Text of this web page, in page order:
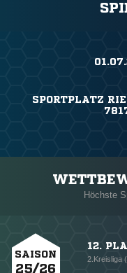
SPORTPLATZ
Höchste
SAISON
25/26
12.
2.Kreisliga